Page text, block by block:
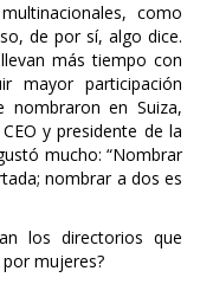
como
de por sí, algo dice.
más tiempo con
mayor participación
nombraron en Suiza,
y presidente de la
mucho: “Nombrar
nombrar a dos es
los directorios que
mujeres?